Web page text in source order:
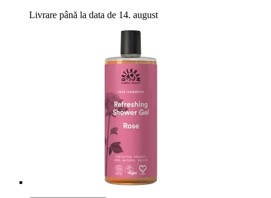
Livrare până la data de 14. august